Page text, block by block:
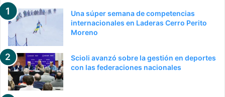
Una súper semana de competencias
internacionales en Laderas Cerro Perito
Moreno
Scioli avanzó sobre la gestión en deportes
con las federaciones nacionales